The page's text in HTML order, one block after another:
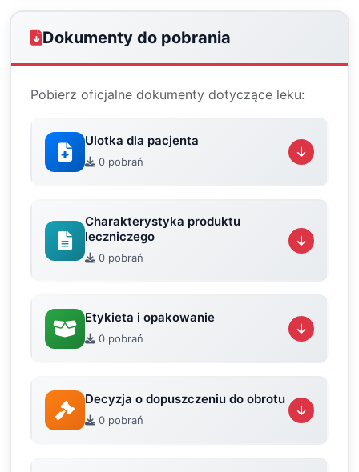
Dokumenty do pobrania
Pobierz oficjalne dokumenty dotyczące leku:
Ulotka dla pacjenta
0 pobrań
Charakterystyka produktu
leczniczego
0 pobrań
Etykieta i opakowanie
0 pobrań
Decyzja o dopuszczeniu do obrotu
0 pobrań